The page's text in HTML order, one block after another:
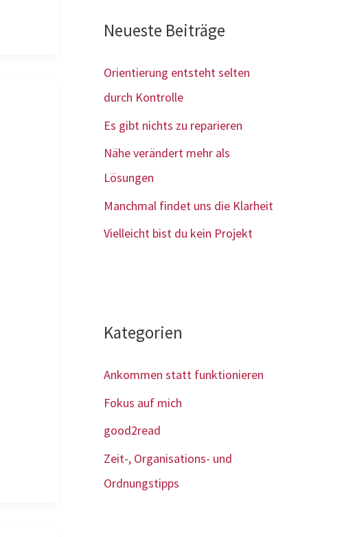
Neueste Beiträge
Orientierung entsteht selten
durch Kontrolle
Es gibt nichts zu reparieren
Nähe verändert mehr als
Lösungen
Manchmal findet uns die Klarheit
Vielleicht bist du kein Projekt
Kategorien
Ankommen statt funktionieren
Fokus auf mich
good2read
Zeit-, Organisations- und
Ordnungstipps